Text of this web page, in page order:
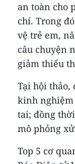
an toàn cho
chí. Trong
vệ trẻ em,
câu chuyện
giảm thiểu
Tại hội thảo,
kinh
tai; đồng
mô phỏng
Top 5 cơ